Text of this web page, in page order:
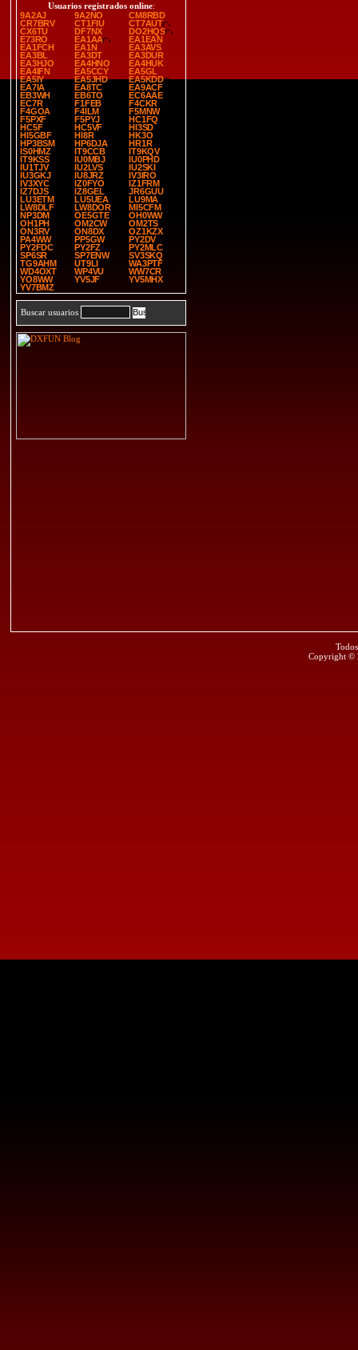
Usuarios registrados online:
9A2AJ
9A2NO
CM8RBD
CR7BRV
CT1FIU
CT7AUT
CX6TU
DF7NX
DO2HQS
E73RO
EA1AA
EA1EAN
EA1FCH
EA1N
EA3AVS
EA3BL
EA3DT
EA3DUR
EA3HJO
EA4HNO
EA4HUK
EA4IFN
EA5CCY
EA5GL
EA5IY
EA5JHD
EA5KDD
EA7IA
EA8TC
EA9ACF
EB3WH
EB6TO
EC6AAE
EC7R
F1FEB
F4CKR
F4GOA
F4ILM
F5MNW
F5PXF
F5PYJ
HC1FQ
HC5F
HC5VF
HI3SD
HI5GBF
HI8R
HK3O
HP3BSM
HP6DJA
HR1R
IS0HMZ
IT9CCB
IT9KQV
IT9KSS
IU0MBJ
IU0PHD
IU1TJV
IU2LVS
IU2SKI
IU3GKJ
IU8JRZ
IV3IRO
IV3XYC
IZ0FYO
IZ1FRM
IZ7DJS
IZ8GEL
JR6GUU
LU3ETM
LU5UEA
LU9MA
LW8DLF
LW8DOR
MI5CFM
NP3DM
OE5GTE
OH0WW
OH1PH
OM2CW
OM2TS
ON3RV
ON8DX
OZ1KZX
PA4WW
PP5GW
PY2DV
PY2FDC
PY2FZ
PY2MLC
SP6SR
SP7ENW
SV3SKQ
TG9AHM
UT9LI
WA3PTF
WD4OXT
WP4VU
WW7CR
YO8WW
YV5JF
YV5MHX
YV7BMZ
Buscar usuarios
Copyright ©